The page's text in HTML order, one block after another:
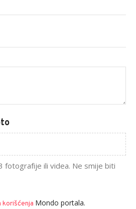
fotografije ili videa. Ne smije biti
korišćenja Mondo portala.